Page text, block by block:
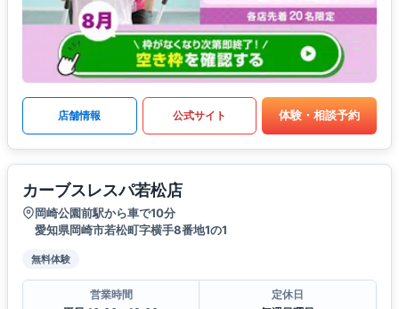
店舗情報 公式サイト 体験・相談予約
カーブスレスパ若松店
岡崎公園前駅から車で10分
愛知県岡崎市若松町字横手8番地1の1
無料体験
営業時間
定休日